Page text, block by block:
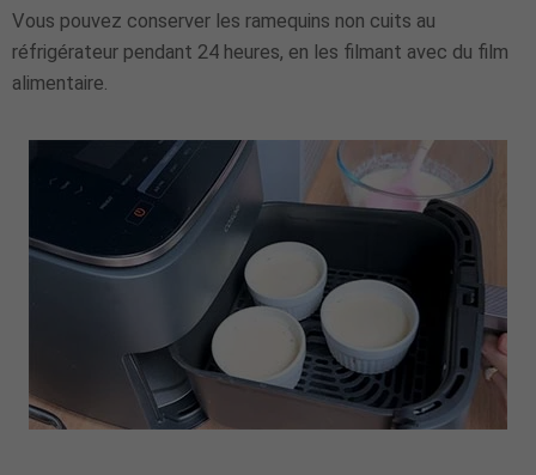
Vous pouvez conserver les ramequins non cuits au
réfrigérateur pendant 24 heures, en les filmant avec du film
alimentaire.